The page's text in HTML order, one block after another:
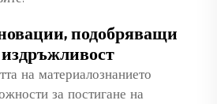
подобряващи
на материалознанието
за постигане на